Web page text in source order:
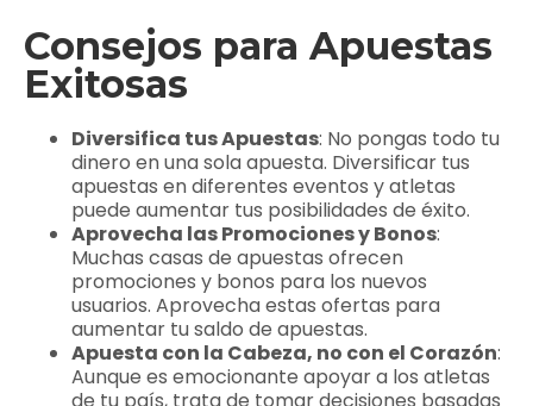
Consejos para Apuestas
Exitosas
Diversifica tus Apuestas: No pongas todo tu
dinero en una sola apuesta. Diversificar tus
apuestas en diferentes eventos y atletas
puede aumentar tus posibilidades de éxito.
Aprovecha las Promociones y Bonos:
Muchas casas de apuestas ofrecen
promociones y bonos para los nuevos
usuarios. Aprovecha estas ofertas para
aumentar tu saldo de apuestas.
Apuesta con la Cabeza, no con el Corazón:
Aunque es emocionante apoyar a los atletas
de tu país, trata de tomar decisiones basadas